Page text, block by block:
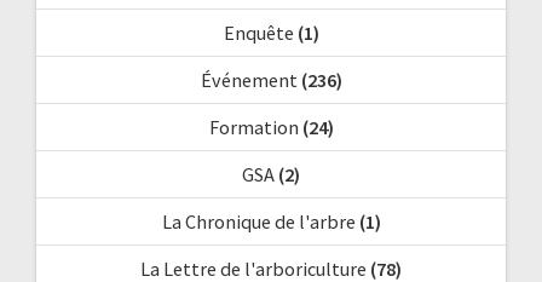
Enquête (1)
Événement (236)
Formation (24)
GSA (2)
La Chronique de l'arbre (1)
La Lettre de l'arboriculture (78)